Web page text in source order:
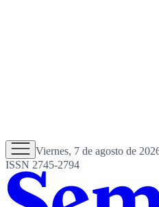
Viernes, 7 de agosto de
ISSN 2745-2794